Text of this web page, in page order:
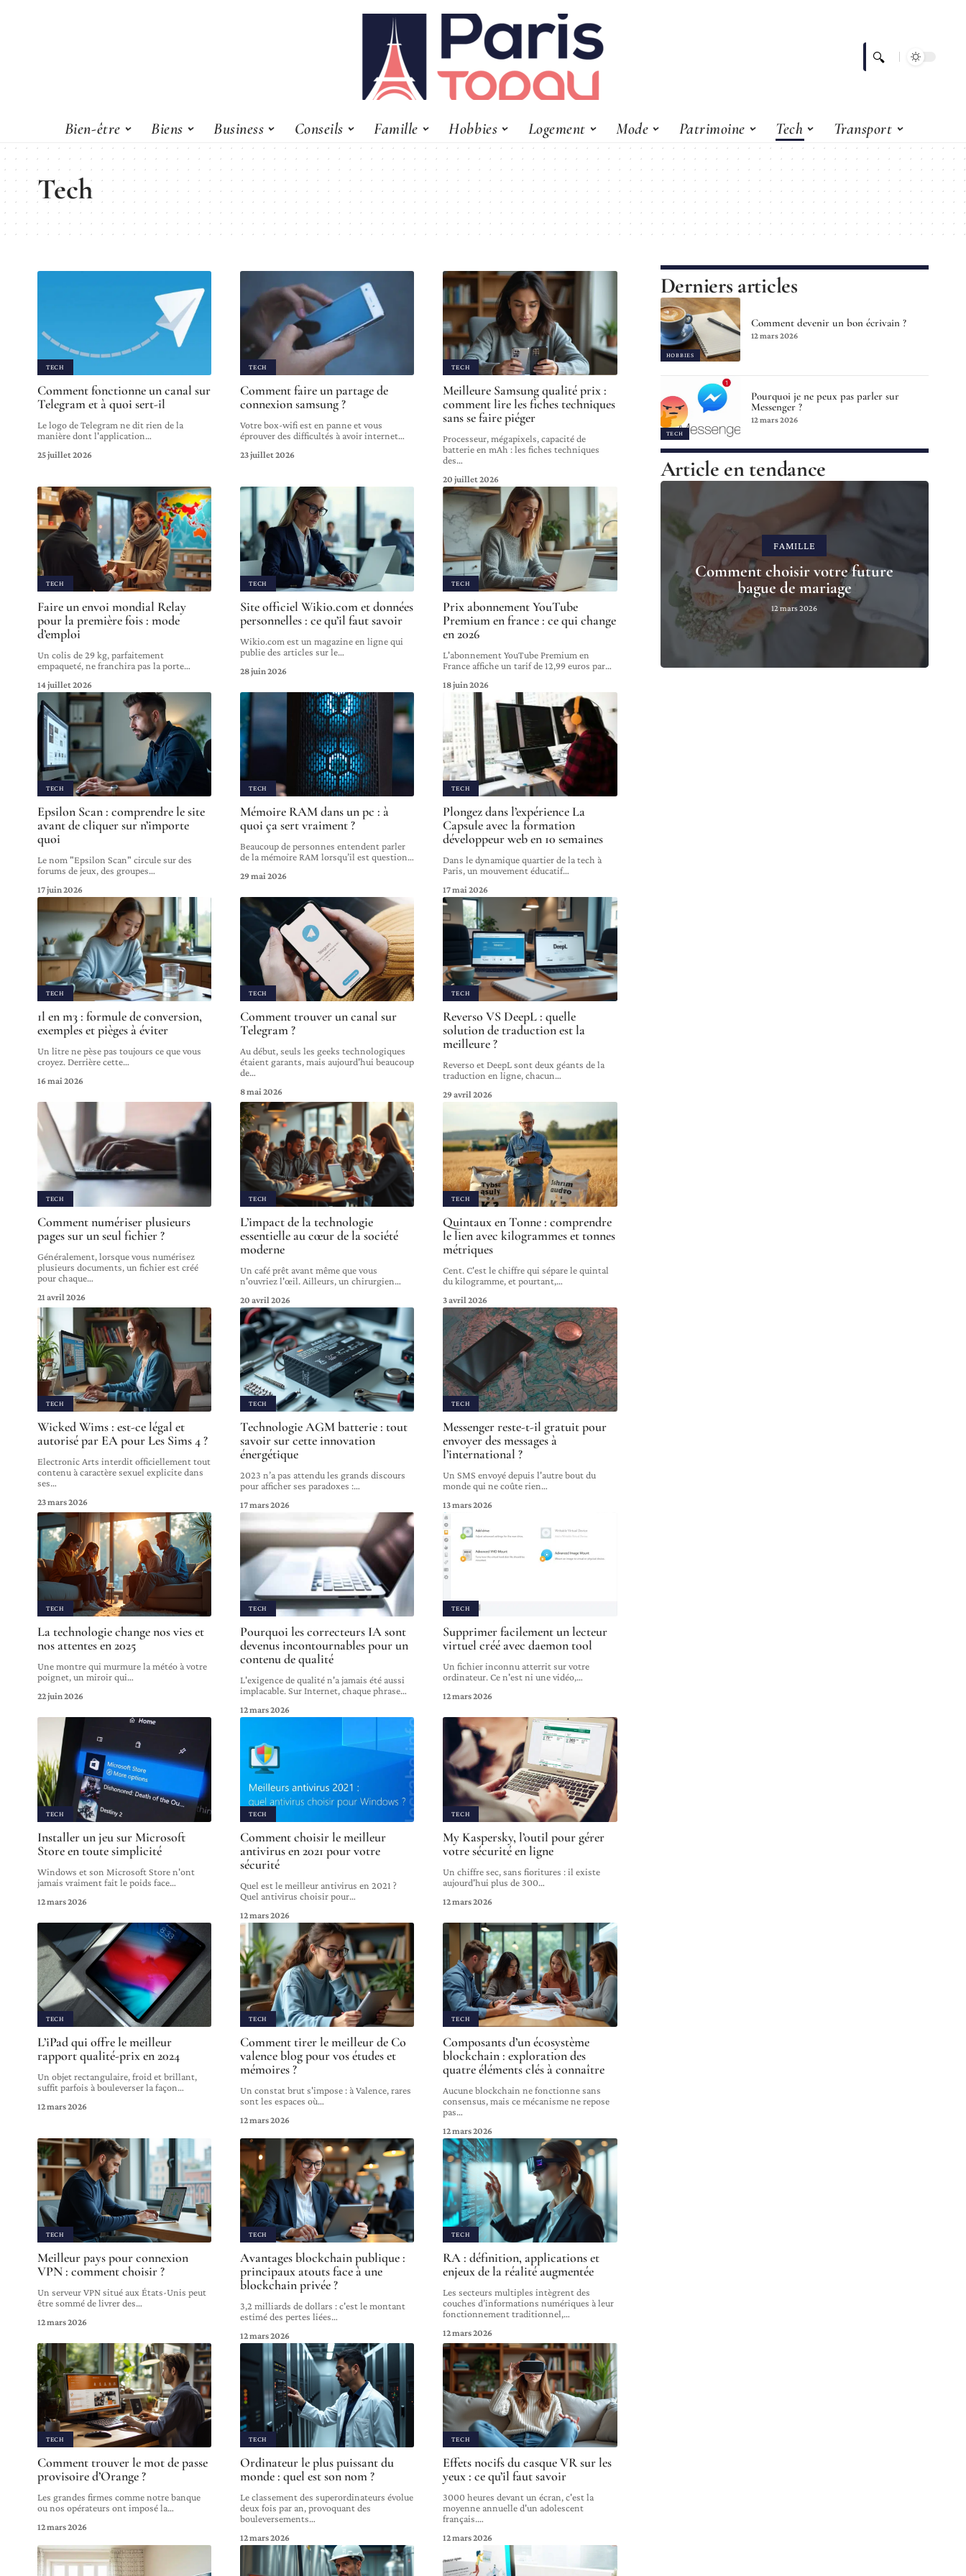
Bien-être Biens Business Conseils Famille Hobbies Logement Mode Patrimoine Tech Transport
Tech
TECH
Comment fonctionne un canal sur
Telegram et à quoi sert-il
Le logo de Telegram ne dit rien de la
manière dont l'application…
25 juillet 2026
TECH
Comment faire un partage de
connexion samsung ?
Votre box-wifi est en panne et vous
éprouver des difficultés à avoir internet…
23 juillet 2026
TECH
Meilleure Samsung qualité prix :
comment lire les fiches techniques
sans se faire piéger
Processeur, mégapixels, capacité de
batterie en mAh : les fiches techniques
des…
20 juillet 2026
TECH
Faire un envoi mondial Relay
pour la première fois : mode
d’emploi
Un colis de 29 kg, parfaitement
empaqueté, ne franchira pas la porte…
14 juillet 2026
TECH
Site officiel Wikio.com et données
personnelles : ce qu’il faut savoir
Wikio.com est un magazine en ligne qui
publie des articles sur le…
28 juin 2026
TECH
Prix abonnement YouTube
Premium en france : ce qui change
en 2026
L'abonnement YouTube Premium en
France affiche un tarif de 12,99 euros par…
18 juin 2026
TECH
Epsilon Scan : comprendre le site
avant de cliquer sur n’importe
quoi
Le nom "Epsilon Scan" circule sur des
forums de jeux, des groupes…
17 juin 2026
TECH
Mémoire RAM dans un pc : à
quoi ça sert vraiment ?
Beaucoup de personnes entendent parler
de la mémoire RAM lorsqu’il est question…
29 mai 2026
TECH
Plongez dans l’expérience La
Capsule avec la formation
développeur web en 10 semaines
Dans le dynamique quartier de la tech à
Paris, un mouvement éducatif…
17 mai 2026
TECH
1l en m3 : formule de conversion,
exemples et pièges à éviter
Un litre ne pèse pas toujours ce que vous
croyez. Derrière cette…
16 mai 2026
TECH
Comment trouver un canal sur
Telegram ?
Au début, seuls les geeks technologiques
étaient garants, mais aujourd'hui beaucoup
de…
8 mai 2026
TECH
Reverso VS DeepL : quelle
solution de traduction est la
meilleure ?
Reverso et DeepL sont deux géants de la
traduction en ligne, chacun…
29 avril 2026
TECH
Comment numériser plusieurs
pages sur un seul fichier ?
Généralement, lorsque vous numérisez
plusieurs documents, un fichier est créé
pour chaque…
21 avril 2026
TECH
L’impact de la technologie
essentielle au cœur de la société
moderne
Un café prêt avant même que vous
n'ouvriez l'œil. Ailleurs, un chirurgien…
20 avril 2026
TECH
Quintaux en Tonne : comprendre
le lien avec kilogrammes et tonnes
métriques
Cent. C'est le chiffre qui sépare le quintal
du kilogramme, et pourtant,…
3 avril 2026
TECH
Wicked Wims : est-ce légal et
autorisé par EA pour Les Sims 4 ?
Electronic Arts interdit officiellement tout
contenu à caractère sexuel explicite dans
ses…
23 mars 2026
TECH
Technologie AGM batterie : tout
savoir sur cette innovation
énergétique
2023 n’a pas attendu les grands discours
pour afficher ses paradoxes :…
17 mars 2026
TECH
Messenger reste-t-il gratuit pour
envoyer des messages à
l’international ?
Un SMS envoyé depuis l'autre bout du
monde qui ne coûte rien…
13 mars 2026
TECH
La technologie change nos vies et
nos attentes en 2025
Une montre qui murmure la météo à votre
poignet, un miroir qui…
22 juin 2026
TECH
Pourquoi les correcteurs IA sont
devenus incontournables pour un
contenu de qualité
L'exigence de qualité n'a jamais été aussi
implacable. Sur Internet, chaque phrase…
12 mars 2026
TECH
Supprimer facilement un lecteur
virtuel créé avec daemon tool
Un fichier inconnu atterrit sur votre
ordinateur. Ce n'est ni une vidéo,…
12 mars 2026
TECH
Installer un jeu sur Microsoft
Store en toute simplicité
Windows et son Microsoft Store n'ont
jamais vraiment fait le poids face…
12 mars 2026
TECH
Comment choisir le meilleur
antivirus en 2021 pour votre
sécurité
Quel est le meilleur antivirus en 2021 ?
Quel antivirus choisir pour…
12 mars 2026
TECH
My Kaspersky, l’outil pour gérer
votre sécurité en ligne
Un chiffre sec, sans fioritures : il existe
aujourd'hui plus de 300…
12 mars 2026
TECH
L’iPad qui offre le meilleur
rapport qualité-prix en 2024
Un objet rectangulaire, froid et brillant,
suffit parfois à bouleverser la façon…
12 mars 2026
TECH
Comment tirer le meilleur de Co
valence blog pour vos études et
mémoires ?
Un constat brut s'impose : à Valence, rares
sont les espaces où…
12 mars 2026
TECH
Composants d’un écosystème
blockchain : exploration des
quatre éléments clés à connaître
Aucune blockchain ne fonctionne sans
consensus, mais ce mécanisme ne repose
pas…
12 mars 2026
TECH
Meilleur pays pour connexion
VPN : comment choisir ?
Un serveur VPN situé aux États-Unis peut
être sommé de livrer des…
12 mars 2026
TECH
Avantages blockchain publique :
principaux atouts face à une
blockchain privée ?
3,2 milliards de dollars : c'est le montant
estimé des pertes liées…
12 mars 2026
TECH
RA : définition, applications et
enjeux de la réalité augmentée
Les secteurs multiples intègrent des
couches d’informations numériques à leur
fonctionnement traditionnel,…
12 mars 2026
TECH
Comment trouver le mot de passe
provisoire d’Orange ?
Les grandes firmes comme notre banque
ou nos opérateurs ont imposé la…
12 mars 2026
TECH
Ordinateur le plus puissant du
monde : quel est son nom ?
Le classement des superordinateurs évolue
deux fois par an, provoquant des
bouleversements…
12 mars 2026
TECH
Effets nocifs du casque VR sur les
yeux : ce qu’il faut savoir
3000 heures devant un écran, c'est la
moyenne annuelle d'un adolescent
français.…
12 mars 2026
Derniers articles
HOBBIES
Comment devenir un bon écrivain ?
12 mars 2026
TECH
Pourquoi je ne peux pas parler sur
Messenger ?
12 mars 2026
Article en tendance
FAMILLE
Comment choisir votre future
bague de mariage
12 mars 2026